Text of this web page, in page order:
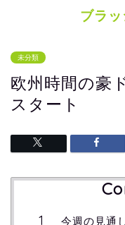
ブラ
未分類
欧州時間の豪
スタート
今週の見通